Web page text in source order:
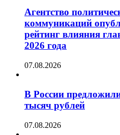
Агентство
коммуникаций
рейтинг влияния
2026 года
07.08.2026
В России
тысяч рублей
07.08.2026